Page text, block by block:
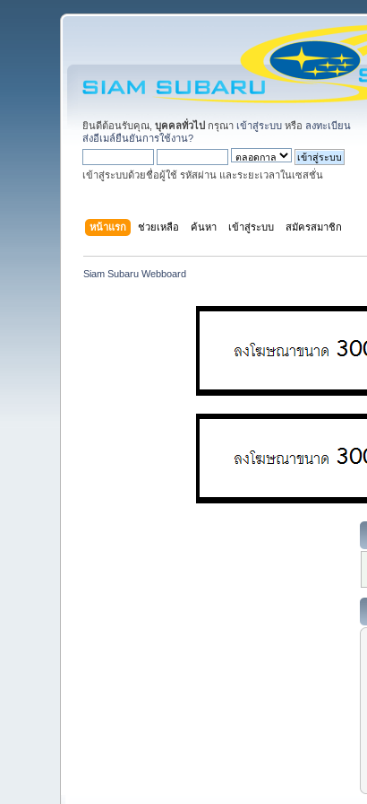
ยินดีต้อนรับคุณ,บุคคลทั่วไป กรุณา เข้าสู่ระบบ หรือ ลงทะเบียน
ส่งอีเมล์ยืนยันการใช้งาน?
เข้าสู่ระบบด้วยชื่อผู้ใช้ รหัสผ่าน และระยะเวลาในเซสชั่น
หน้าแรก ช่วยเหลือ ค้นหา เข้าสู่ระบบ สมัครสมาชิก
Siam Subaru Webboard